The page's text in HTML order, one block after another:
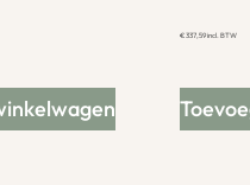
€337,59incl. BTW